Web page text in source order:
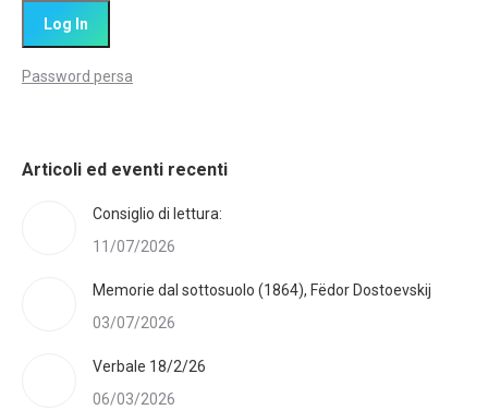
Password persa
Articoli ed eventi recenti
Consiglio di lettura:
11/07/2026
Memorie dal sottosuolo (1864), Fëdor Dostoevskij
03/07/2026
Verbale 18/2/26
06/03/2026